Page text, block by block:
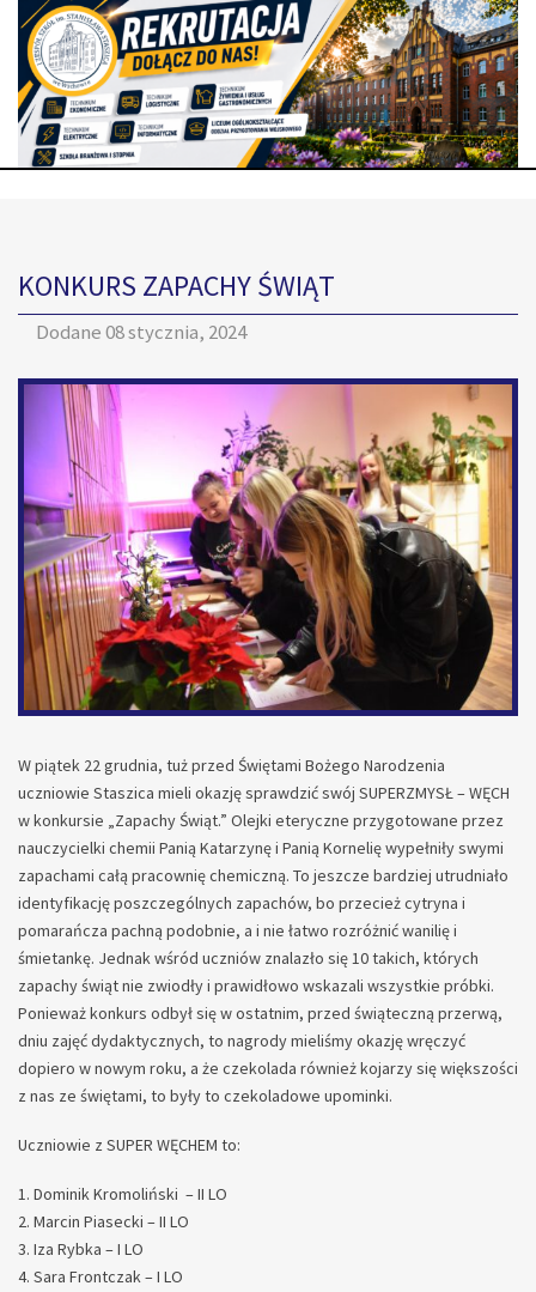
KONKURS ZAPACHY ŚWIĄT
Dodane08 stycznia, 2024
W piątek 22 grudnia, tuż przed Świętami Bożego Narodzenia
uczniowie Staszica mieli okazję sprawdzić swój SUPERZMYSŁ – WĘCH
w konkursie „Zapachy Świąt.” Olejki eteryczne przygotowane przez
nauczycielki chemii Panią Katarzynę i Panią Kornelię wypełniły swymi
zapachami całą pracownię chemiczną. To jeszcze bardziej utrudniało
identyfikację poszczególnych zapachów, bo przecież cytryna i
pomarańcza pachną podobnie, a i nie łatwo rozróżnić wanilię i
śmietankę. Jednak wśród uczniów znalazło się 10 takich, których
zapachy świąt nie zwiodły i prawidłowo wskazali wszystkie próbki.
Ponieważ konkurs odbył się w ostatnim, przed świąteczną przerwą,
dniu zajęć dydaktycznych, to nagrody mieliśmy okazję wręczyć
dopiero w nowym roku, a że czekolada również kojarzy się większości
z nas ze świętami, to były to czekoladowe upominki.
Uczniowie z SUPER WĘCHEM to:
Dominik Kromoliński – II LO
Marcin Piasecki – II LO
Iza Rybka – I LO
Sara Frontczak – I LO